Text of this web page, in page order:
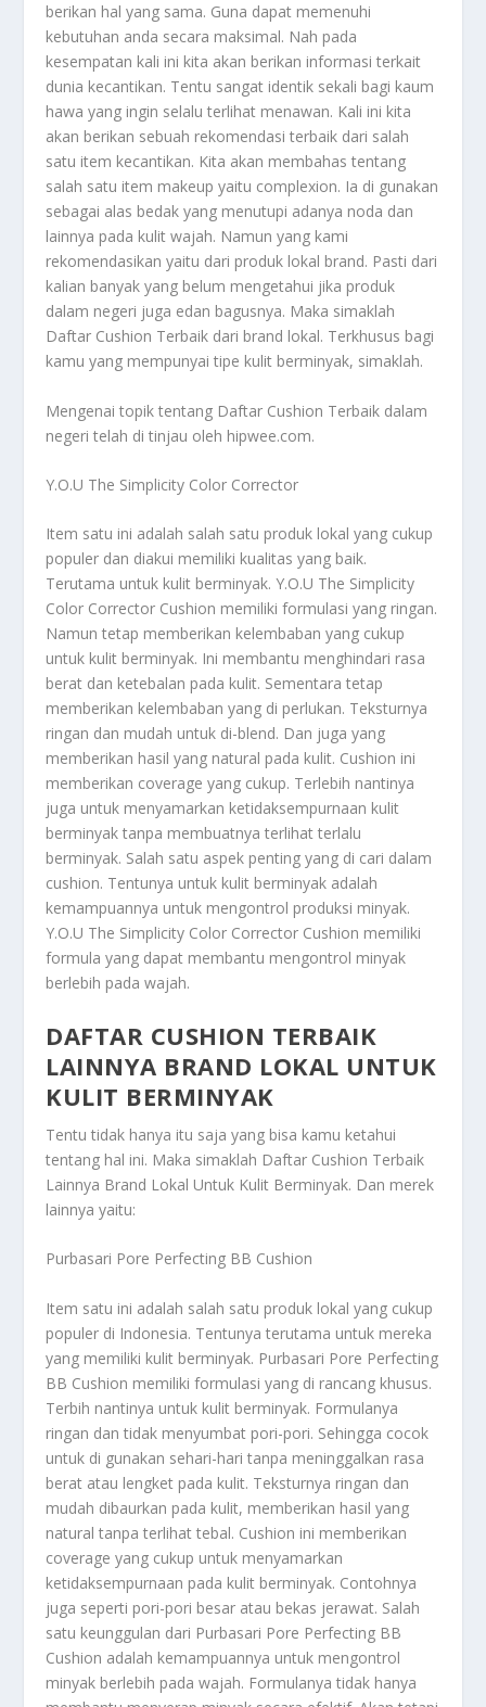
berikan hal yang sama. Guna dapat memenuhi
kebutuhan anda secara maksimal. Nah pada
kesempatan kali ini kita akan berikan informasi terkait
dunia kecantikan. Tentu sangat identik sekali bagi kaum
hawa yang ingin selalu terlihat menawan. Kali ini kita
akan berikan sebuah rekomendasi terbaik dari salah
satu item kecantikan. Kita akan membahas tentang
salah satu item makeup yaitu complexion. Ia di gunakan
sebagai alas bedak yang menutupi adanya noda dan
lainnya pada kulit wajah. Namun yang kami
rekomendasikan yaitu dari produk lokal brand. Pasti dari
kalian banyak yang belum mengetahui jika produk
dalam negeri juga edan bagusnya. Maka simaklah
Daftar Cushion Terbaik dari brand lokal. Terkhusus bagi
kamu yang mempunyai tipe kulit berminyak, simaklah.
Mengenai topik tentang Daftar Cushion Terbaik dalam
negeri telah di tinjau oleh hipwee.com.
Y.O.U The Simplicity Color Corrector
Item satu ini adalah salah satu produk lokal yang cukup
populer dan diakui memiliki kualitas yang baik.
Terutama untuk kulit berminyak. Y.O.U The Simplicity
Color Corrector Cushion memiliki formulasi yang ringan.
Namun tetap memberikan kelembaban yang cukup
untuk kulit berminyak. Ini membantu menghindari rasa
berat dan ketebalan pada kulit. Sementara tetap
memberikan kelembaban yang di perlukan. Teksturnya
ringan dan mudah untuk di-blend. Dan juga yang
memberikan hasil yang natural pada kulit. Cushion ini
memberikan coverage yang cukup. Terlebih nantinya
juga untuk menyamarkan ketidaksempurnaan kulit
berminyak tanpa membuatnya terlihat terlalu
berminyak. Salah satu aspek penting yang di cari dalam
cushion. Tentunya untuk kulit berminyak adalah
kemampuannya untuk mengontrol produksi minyak.
Y.O.U The Simplicity Color Corrector Cushion memiliki
formula yang dapat membantu mengontrol minyak
berlebih pada wajah.
DAFTAR CUSHION TERBAIK
LAINNYA BRAND LOKAL UNTUK
KULIT BERMINYAK
Tentu tidak hanya itu saja yang bisa kamu ketahui
tentang hal ini. Maka simaklah Daftar Cushion Terbaik
Lainnya Brand Lokal Untuk Kulit Berminyak. Dan merek
lainnya yaitu:
Purbasari Pore Perfecting BB Cushion
Item satu ini adalah salah satu produk lokal yang cukup
populer di Indonesia. Tentunya terutama untuk mereka
yang memiliki kulit berminyak. Purbasari Pore Perfecting
BB Cushion memiliki formulasi yang di rancang khusus.
Terbih nantinya untuk kulit berminyak. Formulanya
ringan dan tidak menyumbat pori-pori. Sehingga cocok
untuk di gunakan sehari-hari tanpa meninggalkan rasa
berat atau lengket pada kulit. Teksturnya ringan dan
mudah dibaurkan pada kulit, memberikan hasil yang
natural tanpa terlihat tebal. Cushion ini memberikan
coverage yang cukup untuk menyamarkan
ketidaksempurnaan pada kulit berminyak. Contohnya
juga seperti pori-pori besar atau bekas jerawat. Salah
satu keunggulan dari Purbasari Pore Perfecting BB
Cushion adalah kemampuannya untuk mengontrol
minyak berlebih pada wajah. Formulanya tidak hanya